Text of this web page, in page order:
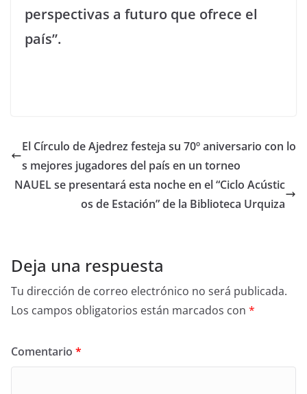
perspectivas a futuro que ofrece el
país”.
El Círculo de Ajedrez festeja su 70º aniversario con lo
s mejores jugadores del país en un torneo
NAUEL se presentará esta noche en el “Ciclo Acústic
os de Estación” de la Biblioteca Urquiza
Deja una respuesta
Tu dirección de correo electrónico no será publicada.
Los campos obligatorios están marcados con *
Comentario *